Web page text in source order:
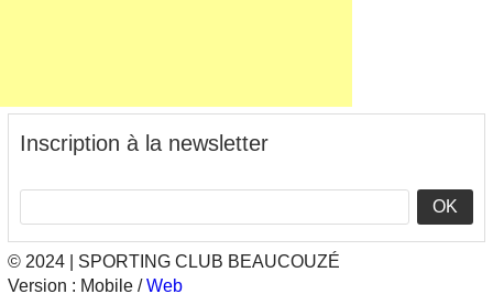
Inscription à la newsletter
OK
© 2024 | SPORTING CLUB BEAUCOUZÉ
Version : Mobile /Web